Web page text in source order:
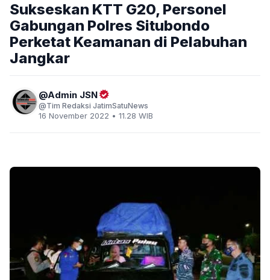
Sukseskan KTT G20, Personel
Gabungan Polres Situbondo
Perketat Keamanan di Pelabuhan
Jangkar
Admin JSN
Tim Redaksi JatimSatuNews
16 November 2022 • 11.28 WIB